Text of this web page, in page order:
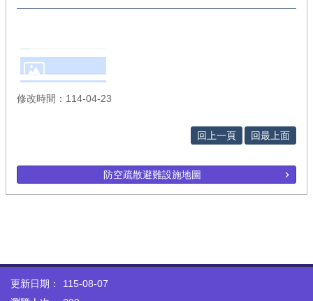
修改時間：114-04-23
回上一頁 回最上面
防空疏散避難設施地圖
更新日期：
115-08-07